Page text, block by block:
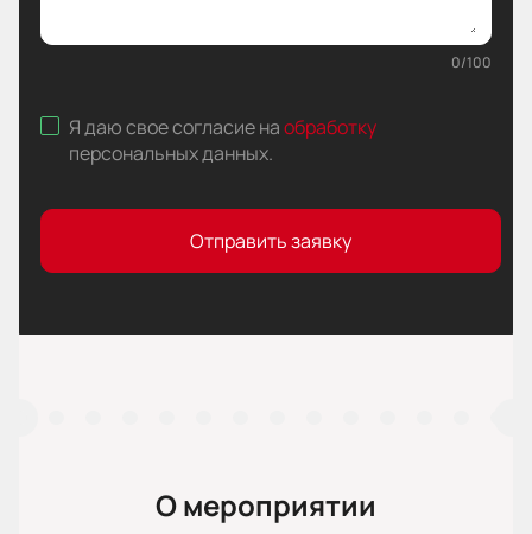
0/100
Я даю свое согласие наобработку
персональных данных.
Отправить заявку
О мероприятии